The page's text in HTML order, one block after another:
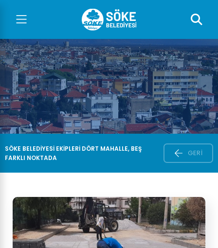
SÖKE BELEDIYESI EKIPLERI DÖRT MAHALLE, BEŞ
FARKLI NOKTADA
GERI